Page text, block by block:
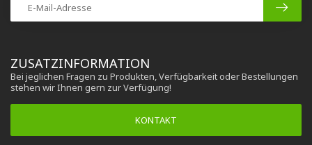
ZUSATZINFORMATION
Bei jeglichen Fragen zu Produkten, Verfügbarkeit oder Bestellungen
stehen wir Ihnen gern zur Verfügung!
KONTAKT